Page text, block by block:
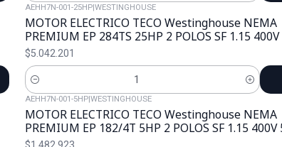
AEHH7N-001-25HP|WESTINGHOUSE
MOTOR ELECTRICO TECO Westinghouse NEMA
PREMIUM EP 284TS 25HP 2 POLOS SF 1.15
$5.042.201
Cantidad
AEHH7N-001-5HP|WESTINGHOUSE
MOTOR ELECTRICO TECO Westinghouse NEMA
PREMIUM EP 182/4T 5HP 2 POLOS SF 1.15 400V